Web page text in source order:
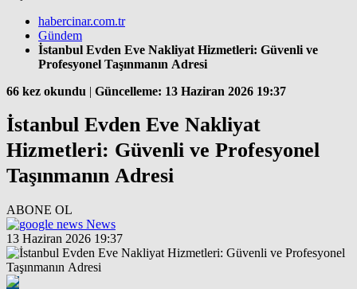
habercinar.com.tr
Gündem
İstanbul Evden Eve Nakliyat Hizmetleri: Güvenli ve
Profesyonel Taşınmanın Adresi
66 kez okundu | Güncelleme: 13 Haziran 2026 19:37
İstanbul Evden Eve Nakliyat
Hizmetleri: Güvenli ve Profesyonel
Taşınmanın Adresi
ABONE OL
News
13 Haziran 2026 19:37